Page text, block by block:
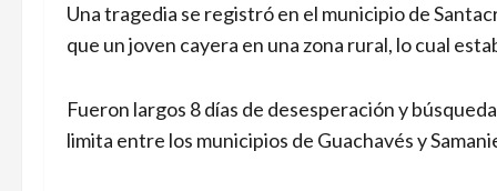
Una tragedia se registró en el municipio de
que un joven cayera en una zona rural, lo cual
Fueron largos 8 días de desesperación y
limita entre los municipios de Guachavés y